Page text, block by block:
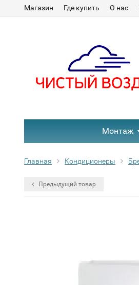
Магазин Где купить О нас
Монтаж
Главная Кондиционеры
Предыдущий товар